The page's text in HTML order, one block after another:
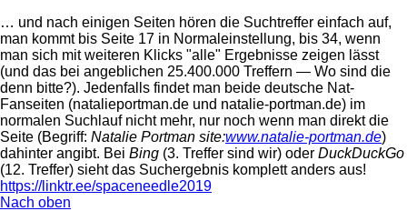
… und nach einigen Seiten hören die Suchtreffer einfach auf,
man kommt bis Seite 17 in Normaleinstellung, bis 34, wenn
man sich mit weiteren Klicks "alle" Ergebnisse zeigen lässt
(und das bei angeblichen 25.400.000 Treffern — Wo sind die
denn bitte?). Jedenfalls findet man beide deutsche Nat-
Fanseiten (natalieportman.de und natalie-portman.de) im
normalen Suchlauf nicht mehr, nur noch wenn man direkt die
Seite (Begriff: Natalie Portman site:www.natalie-portman.de)
dahinter angibt. Bei Bing (3. Treffer sind wir) oder DuckDuckGo
(12. Treffer) sieht das Suchergebnis komplett anders aus!
https://linktr.ee/spaceneedle2019
Nach oben